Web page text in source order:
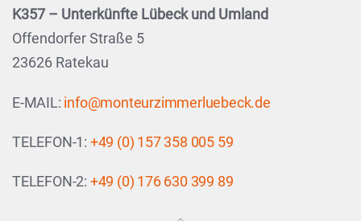
K357 – Unterkünfte Lübeck und Umland
Offendorfer Straße 5
23626 Ratekau
E-MAIL: info@monteurzimmerluebeck.de
TELEFON-1: +49 (0) 157 358 005 59
TELEFON-2: +49 (0) 176 630 399 89